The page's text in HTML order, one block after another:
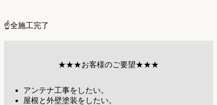
☝️全施工完了
★★★お客様のご要望★★★
アンテナ工事をしたい。
屋根と外壁塗装をしたい。